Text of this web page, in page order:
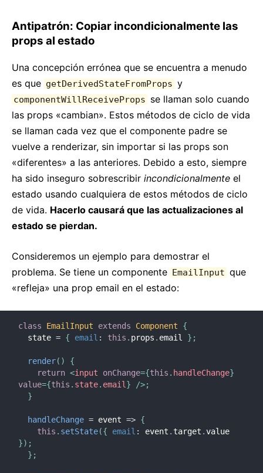
Antipatrón: Copiar incondicionalmente las
props al estado
Una concepción errónea que se encuentra a menudo
es que getDerivedStateFromProps y
componentWillReceiveProps se llaman solo cuando
las props «cambian». Estos métodos de ciclo de vida
se llaman cada vez que el componente padre se
vuelve a renderizar, sin importar si las props son
«diferentes» a las anteriores. Debido a esto, siempre
ha sido inseguro sobrescribir incondicionalmente el
estado usando cualquiera de estos métodos de ciclo
de vida. Hacerlo causará que las actualizaciones al
estado se pierdan.
Consideremos un ejemplo para demostrar el
problema. Se tiene un componente EmailInput que
«refleja» una prop email en el estado:
class EmailInput extends Component
{
  state
= { email : this . props . email } ;
render( )
{
return <input onChange={this . handleChange}
value={this . state. email } />;
}
handleChange = event => {
this . setState({ email : event . target .
}) ;
} ;